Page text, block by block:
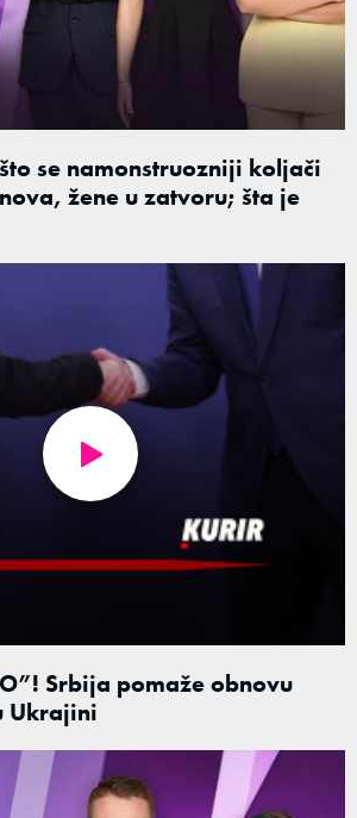
se namonstruozniji koljači
žene u zatvoru; šta je
Srbija pomaže obnovu
Ukrajini